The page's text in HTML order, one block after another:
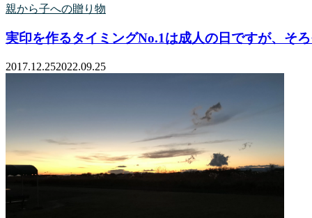
親から子への贈り物
実印を作るタイミングNo.1は成人の日ですが、そろ
2017.12.252022.09.25